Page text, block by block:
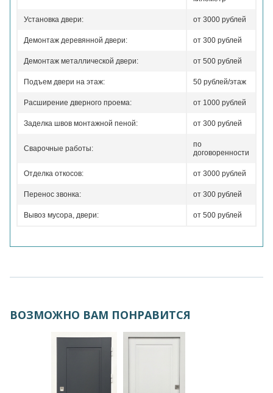
Установка двери: от 3000 рублей
Демонтаж деревянной двери: от 300 рублей
Демонтаж металлической двери: от 500 рублей
Подъем двери на этаж: 50 рублей/этаж
Расширение дверного проема: от 1000 рублей
Заделка швов монтажной пеной: от 300 рублей
Сварочные работы:
по
договоренности
Отделка откосов: от 3000 рублей
Перенос звонка: от 300 рублей
Вывоз мусора, двери: от 500 рублей
ВОЗМОЖНО ВАМ ПОНРАВИТСЯ